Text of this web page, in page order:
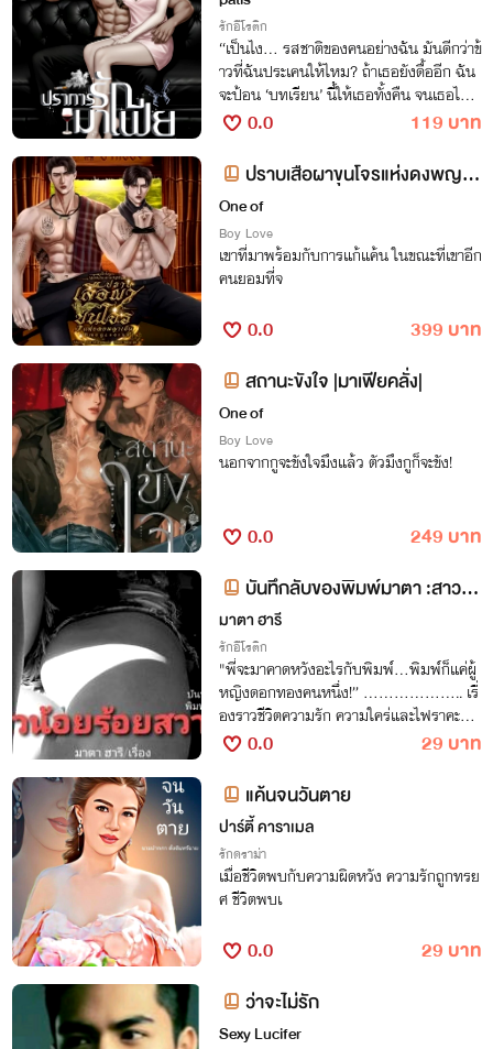
รักอีโรติก
“เป็นไง... รสชาติของคนอย่างฉัน มันดีกว่าข้
าวที่ฉันประเคนให้ไหม? ถ้าเธอยังดื้ออีก ฉัน
จะป้อน ‘บทเรียน’ นี้ให้เธอทั้งคืน จนเธอไม่มี
แรงแม้แต่จะพูดคำว่าไม่กินออกมาอีกเลย!”
0.0
119 บาท
ปราบเสือผาขุนโจรแห่งดงพญาเ
ย็น
One of
Boy Love
เขาที่มาพร้อมกับการแก้แค้น ในขณะที่เขาอีก
คนยอมที่จ
0.0
399 บาท
สถานะขังใจ |มาเฟียคลั่ง|
One of
Boy Love
นอกจากกูจะขังใจมึงแล้ว ตัวมึงกูก็จะขัง!
0.0
249 บาท
บันทึกลับของพิมพ์มาตา :สาวน้
อยร้อยสวาท
มาตา ฮารี
รักอีโรติก
"พี่จะมาคาดหวังอะไรกับพิมพ์...พิมพ์ก็แค่ผู้
หญิงดอกทองคนหนึ่ง!” .................... เรื่
องราวชีวิตความรัก ความใคร่และไฟราคะขอ
งสาวสวยทายาทนักธุรกิจสาวกับเหล่านักธุร
0.0
29 บาท
แค้นจนวันตาย
ปาร์ตี้ คาราเมล
รักดราม่า
เมื่อชีวิตพบกับความผิดหวัง ความรักถูกทรย
ศ ชีวิตพบเ
0.0
29 บาท
ว่าจะไม่รัก
Sexy Lucifer